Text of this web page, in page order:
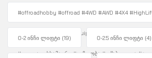
#offroadhobby #offroad #4WD #AWD #4X4
#4WDUnity #OffRoadEquipment #Overlanding
#ფოლადისსამაგრი #უგზოობა #ექსპედიცია
0-2 ინჩი ლიფტი (19) 0-2.5 ინჩი ლიფტი (4)